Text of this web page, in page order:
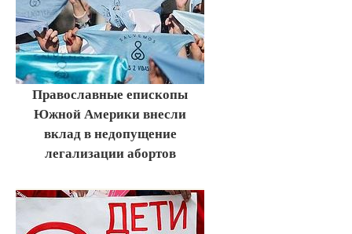
Православные епископы
Южной Америки внесли
вклад в недопущение
легализации абортов